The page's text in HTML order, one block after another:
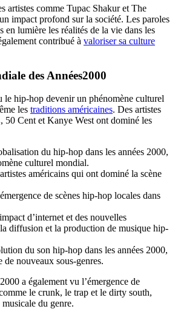
artistes comme Tupac Shakur et The
impact profond sur la société. Les paroles
en lumière les réalités de la vie dans les
contribué à valoriser sa culture
des Années2000
le hip-hop devenir un phénomène culturel
les traditions américaines. Des artistes
50 Cent et Kanye West ont dominé les
du hip-hop dans les années 2000,
culturel mondial.
américains qui ont dominé la scène
de scènes hip-hop locales dans
d’internet et des nouvelles
diffusion et la production de musique hip-
du son hip-hop dans les années 2000,
de nouveaux sous-genres.
a également vu l’émergence de
le crunk, le trap et le dirty south,
du genre.